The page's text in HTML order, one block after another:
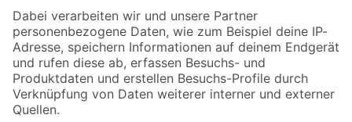
Zahlungsarten Versandarten